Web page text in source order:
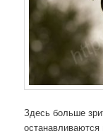
Здесь больше